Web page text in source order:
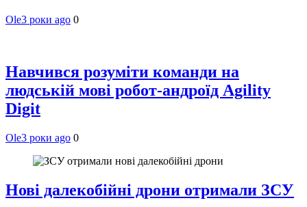
Ole3 роки ago 0
Навчився розуміти команди на
людській мові робот-андроїд Agility
Digit
Ole3 роки ago 0
Нові далекобійні дрони отримали ЗСУ